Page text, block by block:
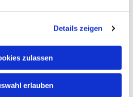
Details zeigen
zulassen
erlauben
Sie auch